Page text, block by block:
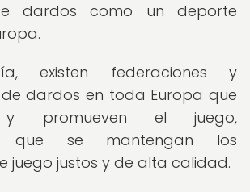
dardos como un deporte
existen federaciones y
dardos en toda Europa que
y promueven el juego,
que se mantengan los
juego justos y de alta calidad.